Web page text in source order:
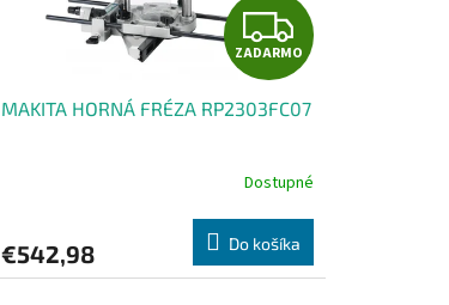
Z
A
D
A
R
M
ZADARMO
MAKITA HORNÁ FRÉZA RP2303FC07
Dostupné
€542,98 Do košíka